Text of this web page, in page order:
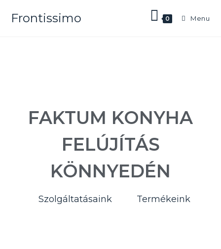
Frontissimo 0 Menu
FAKTUM KONYHA
FELÚJÍTÁS
KÖNNYEDÉN
Szolgáltatásaink Termékeink